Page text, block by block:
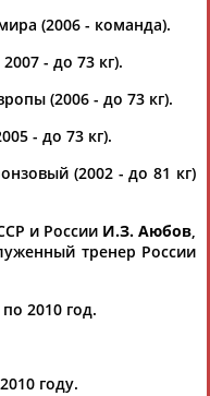
АБДРАХМАНОВ
(2006 - команда).
- до 73 кг).
(2006 - до 73 кг).
- до 73 кг).
(2002 - до 81 кг)
и России И.З. Аюбов,
тренер России
2010 год.
году.